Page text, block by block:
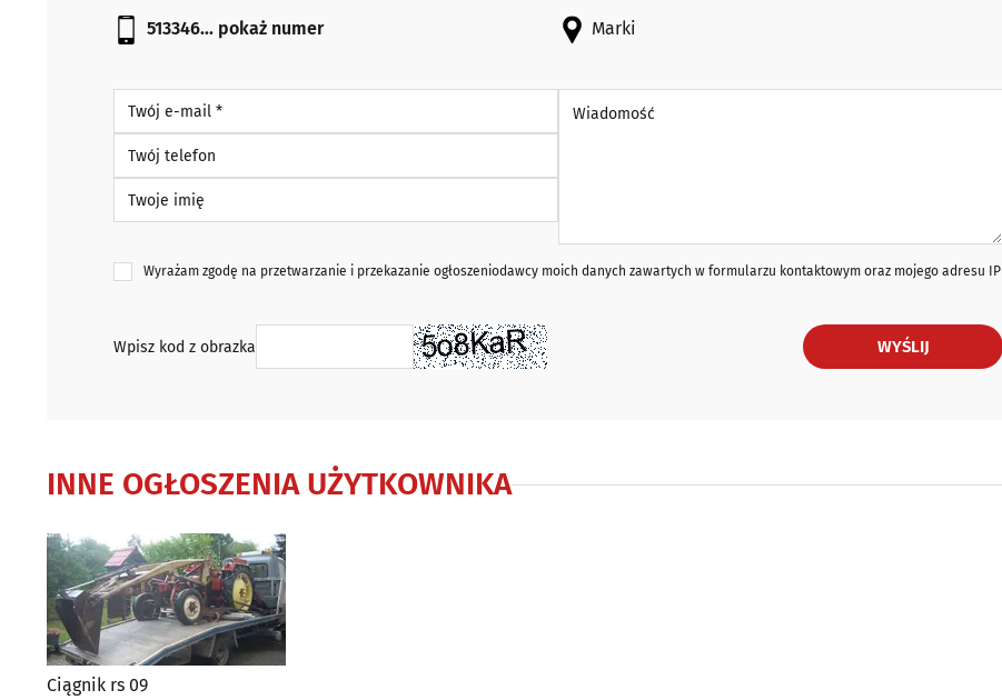
513346... pokaż numer Marki
Wyrażam zgodę na przetwarzanie i przekazanie ogłoszeniodawcy moich danych zawartych w formularzu kontaktowym oraz mojego adresu IP
Wpisz kod z obrazka WYŚLIJ
INNE OGŁOSZENIA UŻYTKOWNIKA
Ciągnik rs 09